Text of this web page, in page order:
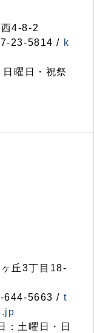
4-8-2
23-5814 / k
曜日・祝祭
丘3丁目18-
644-5663 / t
：土曜日・日